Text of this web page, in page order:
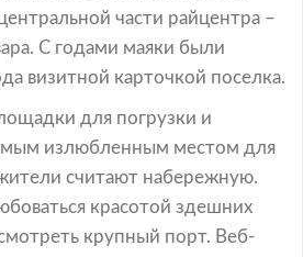
части райцентра –
С годами маяки были
визитной карточкой поселка.
для погрузки и
излюбленным местом для
считают набережную.
красотой здешних
крупный порт. Веб-